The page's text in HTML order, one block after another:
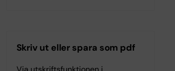
Skriv ut eller spara som pdf